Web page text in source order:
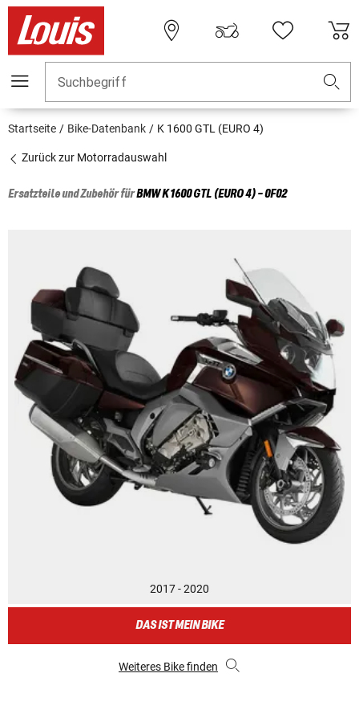
Suchbegriff
Startseite Bike-Datenbank K 1600 GTL (EURO 4)
Zurück zur Motorradauswahl
Ersatzteile und Zubehör fürBMWK 1600 GTL (EURO 4) - 0F02
2017 - 2020
DAS IST MEIN BIKE
Weiteres Bike finden